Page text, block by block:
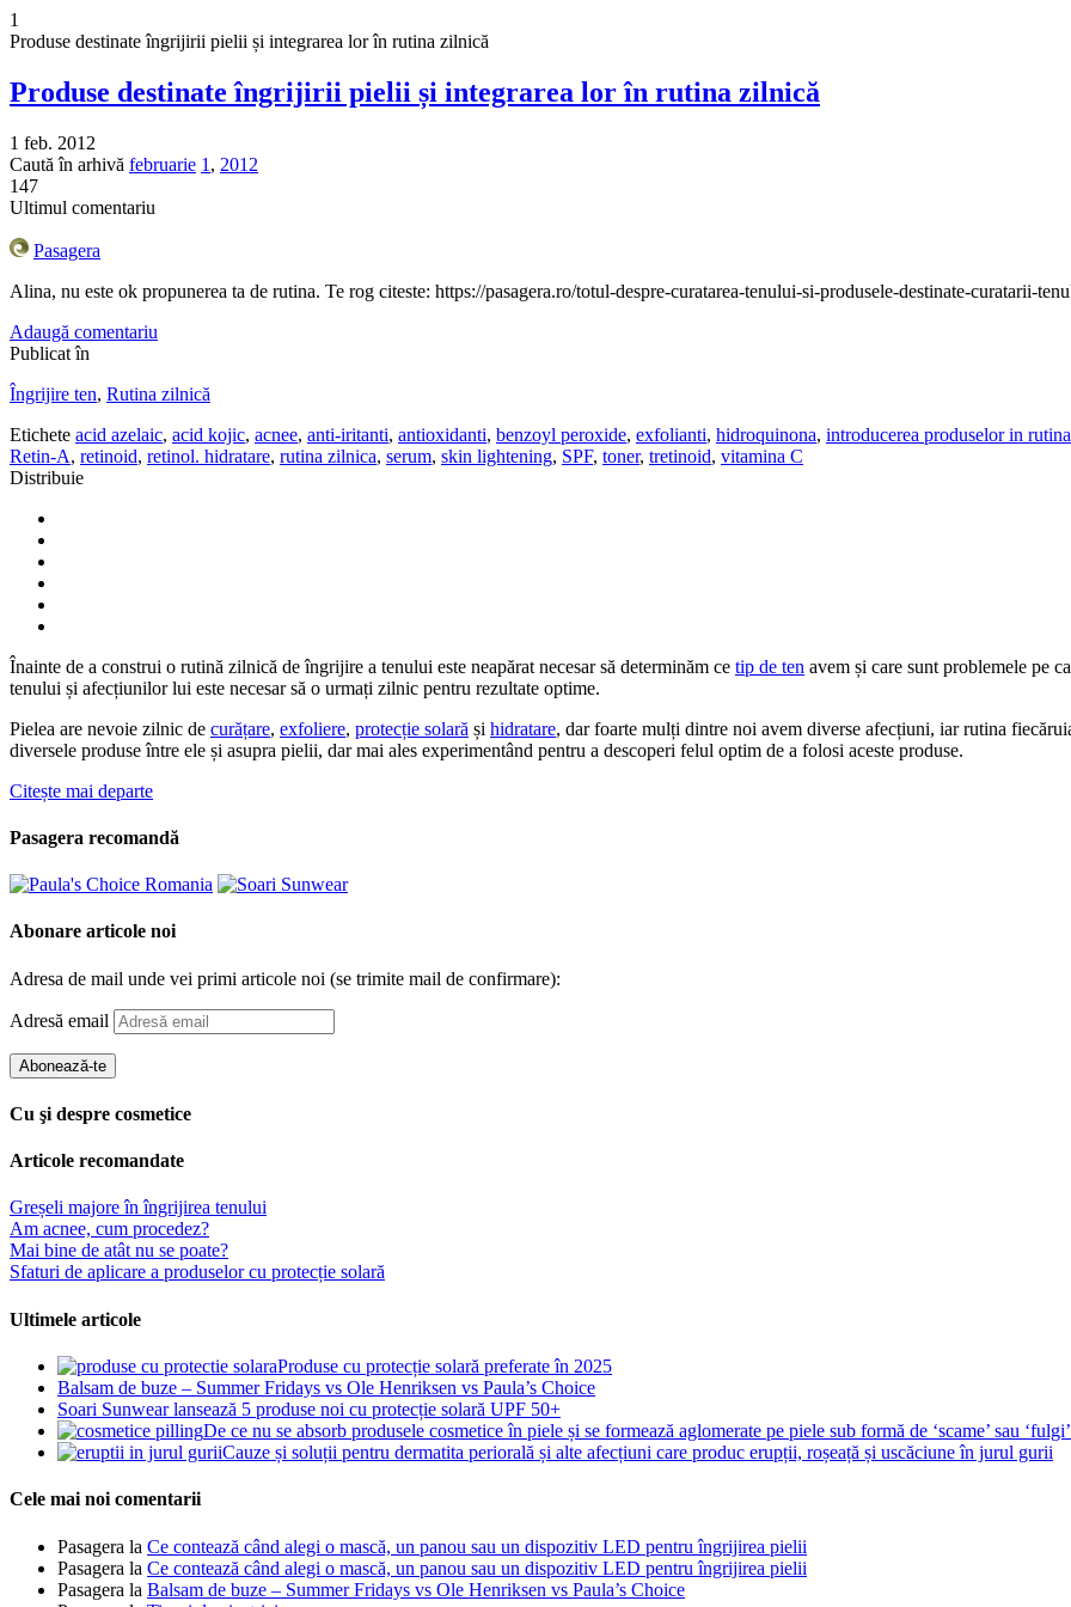
1
Produse destinate îngrijirii pielii și integrarea lor în rutina zilnică
Produse destinate îngrijirii pielii și integrarea lor în rutina zilnică
1 feb. 2012
Caută în arhivă februarie 1 , 2012
147
Ultimul comentariu
Pasagera
Alina, nu este ok propunerea ta de rutina. Te rog citeste: https://pasagera.ro/totul-despre-curatarea-tenului-si-produsele-destinate-curatarii-
Adaugă comentariu
Publicat în
Îngrijire ten, Rutina zilnică
Etichete acid azelaic, acid kojic, acnee, anti-iritanti, antioxidanti, benzoyl peroxide, exfolianti, hidroquinona, introducerea produselor in
Retin-A, retinoid, retinol. hidratare, rutina zilnica, serum, skin lightening, SPF, toner, tretinoid, vitamina C
Distribuie
Înainte de a construi o rutină zilnică de îngrijire a tenului este neapărat necesar să determinăm ce tip de ten avem și care sunt problemele pe
tenului și afecțiunilor lui este necesar să o urmați zilnic pentru rezultate optime.
Pielea are nevoie zilnic de curățare, exfoliere, protecție solară și hidratare, dar foarte mulți dintre noi avem diverse afecțiuni, iar rutina
diversele produse între ele și asupra pielii, dar mai ales experimentând pentru a descoperi felul optim de a folosi aceste produse.
Citește mai departe
Pasagera recomandă
Abonare articole noi
Adresa de mail unde vei primi articole noi (se trimite mail de confirmare):
Adresă email
Abonează-te
Cu şi despre cosmetice
Articole recomandate
Greșeli majore în îngrijirea tenului
Am acnee, cum procedez?
Mai bine de atât nu se poate?
Sfaturi de aplicare a produselor cu protecție solară
Ultimele articole
Produse cu protecție solară preferate în 2025
Balsam de buze – Summer Fridays vs Ole Henriksen vs Paula’s Choice
Soari Sunwear lansează 5 produse noi cu protecție solară UPF 50+
De ce nu se absorb produsele cosmetice în piele și se formează aglomerate pe piele sub formă de ‘scame’ sau
Cauze și soluții pentru dermatita periorală și alte afecțiuni care produc erupții, roșeață și uscăciune în jurul gurii
Cele mai noi comentarii
Pasagera la Ce contează când alegi o mască, un panou sau un dispozitiv LED pentru îngrijirea pielii
Pasagera la Ce contează când alegi o mască, un panou sau un dispozitiv LED pentru îngrijirea pielii
Pasagera la Balsam de buze – Summer Fridays vs Ole Henriksen vs Paula’s Choice